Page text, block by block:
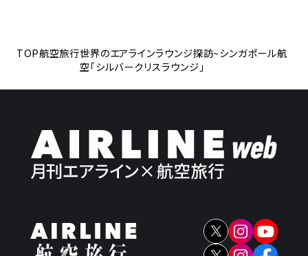
TOP航空旅行世界のエアラインラウンジ探訪~シンガポール航
空「シルバークリスラウンジ」